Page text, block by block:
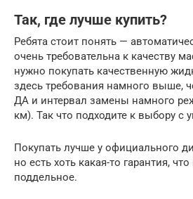
Так, где лучше купить?
Ребята стоит понять —
очень требовательна к качеству
нужно покупать качественную
здесь требования намного выше,
ДА и интервал замены намного
км). Так что подходите к выбору с
Покупать лучше у официального
но есть хоть какая-то гарантия,
поддельное.